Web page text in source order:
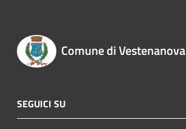
Comune di Vestenanova
SEGUICI SU